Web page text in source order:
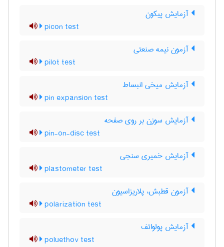
آزمایش پیکون
picon test
آزمون نیمه صنعتی
pilot test
آزمایش میخی انبساط
pin expansion test
آزمایش سوزن بر روی صفحه
pin-on-disc test
آزمایش خمیری سنجی
plastometer test
آزمون قطبش، پلاریزاسیون
polarization test
آزمایش پولواتف
poluethov test